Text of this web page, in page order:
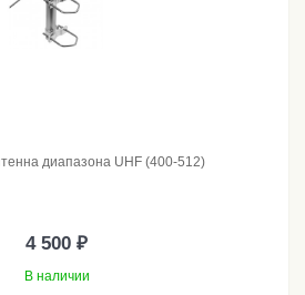
диапазона UHF (400-512)
4 500 ₽
В наличии